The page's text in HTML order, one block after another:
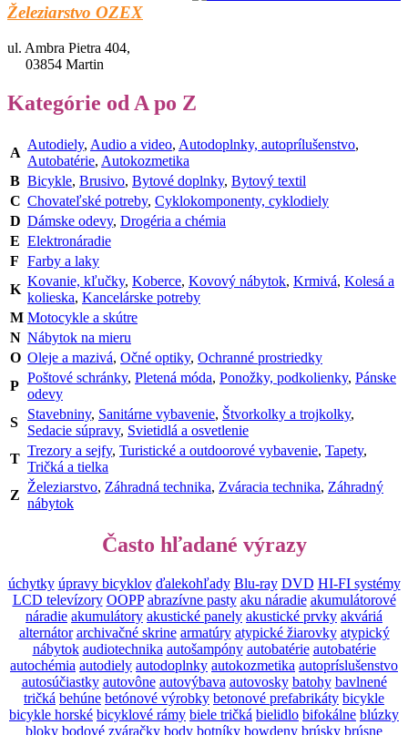
Železiarstvo OZEX
ul. Ambra Pietra 404,
03854 Martin
Kategórie od A po Z
A
Autodiely, Audio a video, Autodoplnky, autoprílušenstvo,
Autobatérie, Autokozmetika
B Bicykle, Brusivo, Bytové doplnky, Bytový textil
C Chovateľské potreby, Cyklokomponenty, cyklodiely
D Dámske odevy, Drogéria a chémia
E Elektronáradie
F Farby a laky
K
Kovanie, kľučky, Koberce, Kovový nábytok, Krmivá, Kolesá a
kolieska, Kancelárske potreby
M Motocykle a skútre
N Nábytok na mieru
O Oleje a mazivá, Očné optiky, Ochranné prostriedky
P
Poštové schránky, Pletená móda, Ponožky, podkolienky, Pánske
odevy
S
Stavebniny, Sanitárne vybavenie, Štvorkolky a trojkolky,
Sedacie súpravy, Svietidlá a osvetlenie
T
Trezory a sejfy, Turistické a outdoorové vybavenie, Tapety,
Tričká a tielka
Z
Železiarstvo, Záhradná technika, Zváracia technika, Záhradný
nábytok
Často hľadané výrazy
úchytky úpravy bicyklov ďalekohľady Blu-ray DVD HI-FI systémy
LCD televízory OOPP abrazívne pasty aku náradie akumulátorové
náradie akumulátory akustické panely akustické prvky akváriá
alternátor archivačné skrine armatúry atypické žiarovky atypický
nábytok audiotechnika autošampóny autobatérie autobatérie
autochémia autodiely autodoplnky autokozmetika autopríslušenstvo
autosúčiastky autovône autovýbava autovosky batohy bavlnené
tričká behúne betónové výrobky betonové prefabrikáty bicykle
bicykle horské bicyklové rámy biele tričká bielidlo bifokálne blúzky
bloky bodové zváračky body botníky bowdeny brúsky brúsne